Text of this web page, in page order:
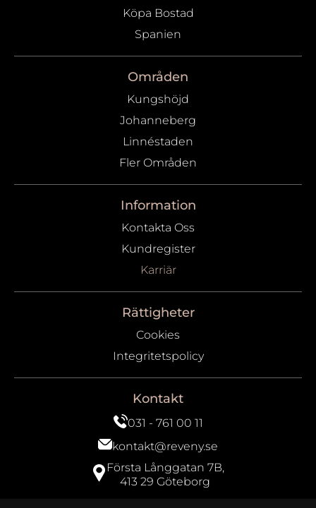
Köpa Bostad
Spanien
Områden
Kungshöjd
Johanneberg
Linnéstaden
Fler Områden
Information
Kontakta Oss
Kundregister
Karriär
Rättigheter
Cookies
Integritetspolicy
Kontakt
031 - 761 00 11
kontakt@reveny.se
Första Långgatan 7B,
413 29 Göteborg